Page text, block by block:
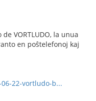
VORTLUDO, la unua
en poŝtelefonoj kaj
22-vortludo-b...